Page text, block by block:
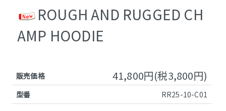
ROUGH AND RUGGED CH
AMP HOODIE
販売価格 41,800円(税3,800円)
型番 RR25-10-C01